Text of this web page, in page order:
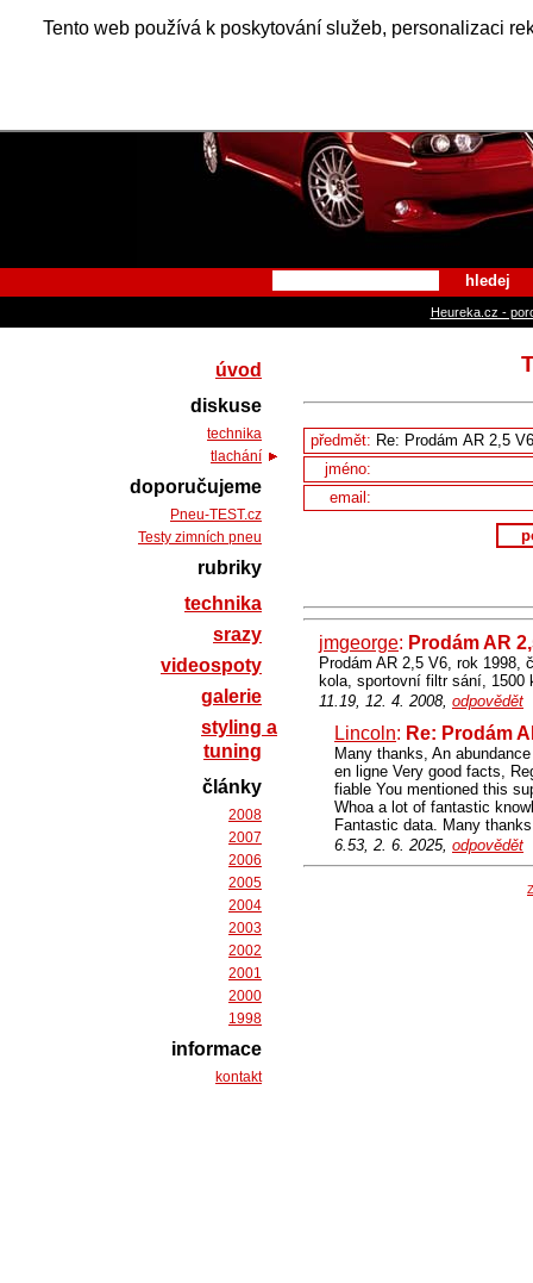
Tento web používá k poskytování služeb, personalizaci
Alfa
hledej
Heureka.cz -
předmět:
jméno:
email:
jmgeorge: Prodám AR
Prodám AR 2,5 V6, rok 1998,
kola, sportovní filtr sání, 1500
11.19, 12. 4. 2008, odpovědět
Lincoln: Re: Prodám
Many thanks, An
en ligne Very good facts,
fiable You mentioned this
Whoa a lot of fantastic
Fantastic data. Many
6.53, 2. 6. 2025, odpovědět
úvod
diskuse
technika
tlachání
doporučujeme
Pneu-TEST.cz
Testy zimních pneu
rubriky
technika
srazy
videospoty
galerie
styling a
tuning
články
2008
2007
2006
2005
2004
2003
2002
2001
2000
1998
informace
kontakt